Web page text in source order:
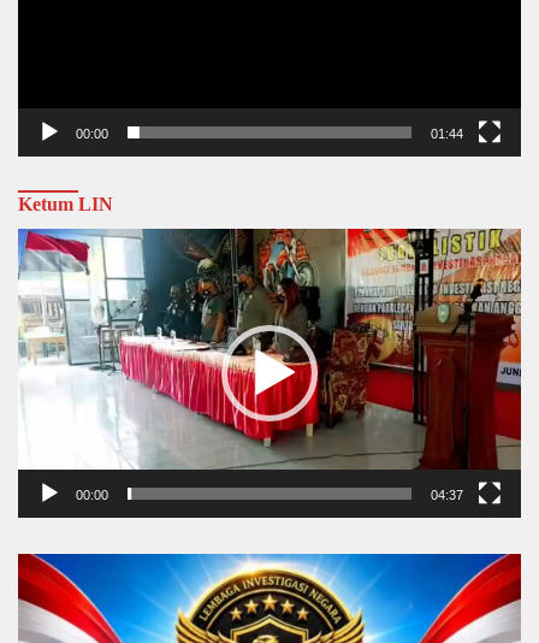
00:00 01:44
Ketum LIN
Video
Player
00:00 04:37